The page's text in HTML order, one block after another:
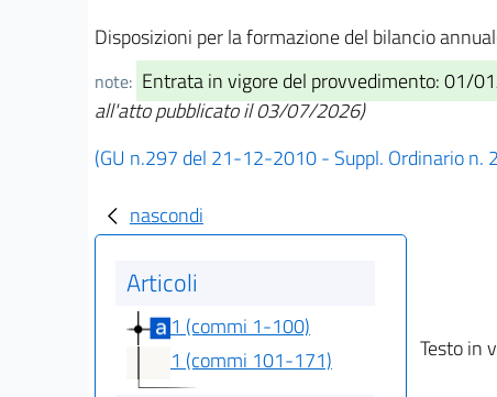
Disposizioni per la formazione del bilancio
note: Entrata in vigore del provvedimento: 01/
all'atto pubblicato il 03/07/2026)
(GU n.297 del 21-12-2010 - Suppl. Ordinario n.
nascondi
Articoli
1 (commi 1-100)
1 (commi 101-171)
Testo in